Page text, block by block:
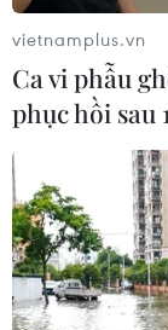
vietnamplus.vn
Ca vi phẫu
phục hồi sau